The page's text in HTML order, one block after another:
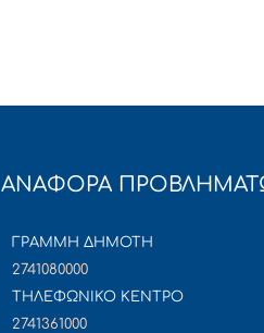
ΑΝΑΦΟΡΑ
ΓΡΑΜΜΗ ΔΗΜΟΤΗ
2741080000
ΤΗΛΕΦΩΝΙΚΟ ΚΕΝΤΡΟ
2741361000